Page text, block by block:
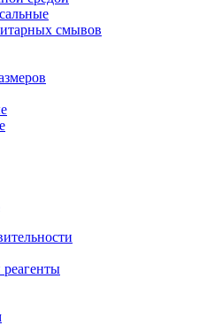
смывов